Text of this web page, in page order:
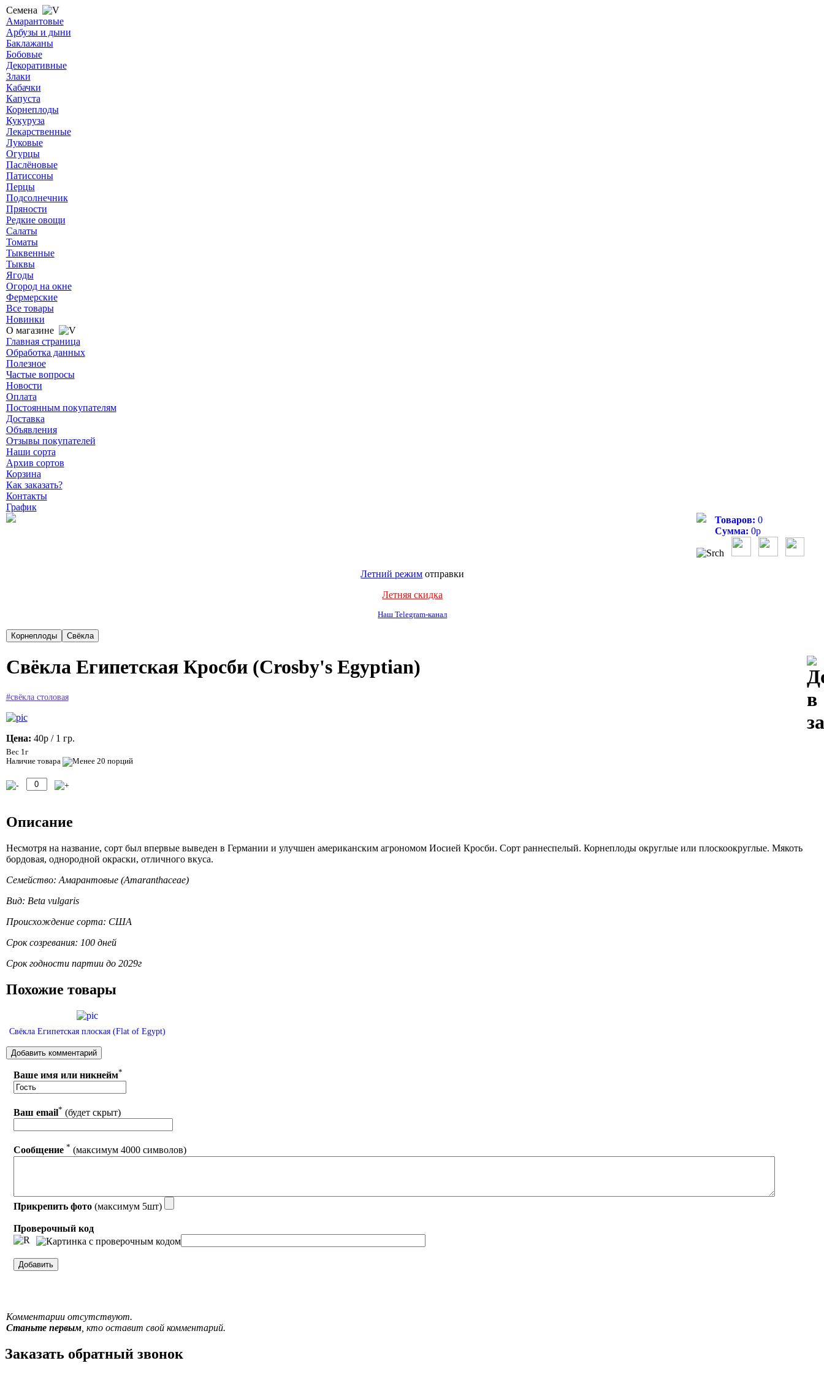
Семена
Амарантовые
Арбузы и дыни
Баклажаны
Бобовые
Декоративные
Злаки
Кабачки
Капуста
Корнеплоды
Кукуруза
Лекарственные
Луковые
Огурцы
Паслёновые
Патиссоны
Перцы
Подсолнечник
Пряности
Редкие овощи
Салаты
Томаты
Тыквенные
Тыквы
Ягоды
Огород на окне
Фермерские
Все товары
Новинки
О магазине
Главная страница
Обработка данных
Полезное
Частые вопросы
Новости
Оплата
Постоянным покупателям
Доставка
Объявления
Отзывы покупателей
Наши сорта
Архив сортов
Корзина
Как заказать?
Контакты
График
Товаров: 0
Сумма: 0р
Летний режим отправки
Летняя скидка
Наш Telegram-канал
Свёкла Египетская Кросби (Crosby's Egyptian)
#свёкла столовая
Цена: 40р / 1 гр.
Вес 1г
Наличие товара
Описание
Несмотря на название, сорт был впервые выведен в Германии и улучшен американским агрономом Иосией Кросби. Сорт раннеспелый. Корнеплоды округлые или плоскоокруглые. Мякоть
бордовая, однородной окраски, отличного вкуса.
Семейство: Амарантовые (Amaranthaceae)
Вид: Beta vulgaris
Происхождение сорта: США
Срок созревания: 100 дней
Срок годности партии до 2029г
Похожие товары
Свёкла Египетская плоская (Flat of Egypt)
Ваше имя или никнейм*
Ваш email* (будет скрыт)
Сообщение * (максимум 4000 символов)
Прикрепить фото (максимум 5шт)
Проверочный код
Комментарии отсутствуют.
Станьте первым, кто оставит свой комментарий.
Заказать обратный звонок